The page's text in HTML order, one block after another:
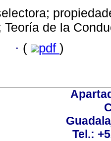
Teoría de la
· ( pdf )
Tel.: